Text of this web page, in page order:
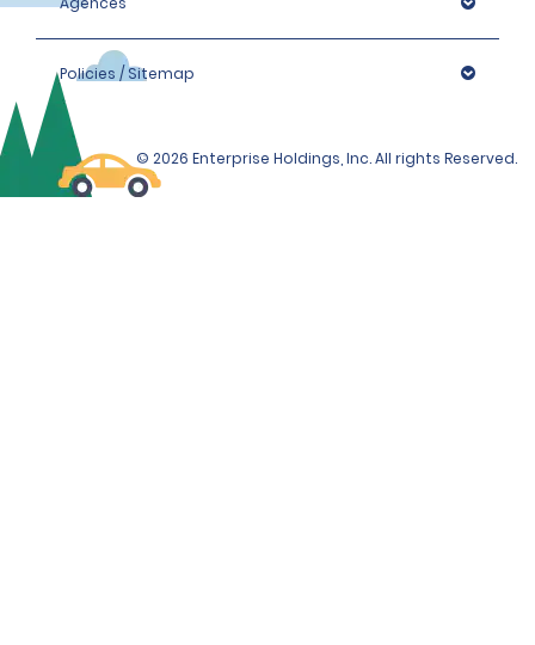
Policies / Sitemap
© 2026 Enterprise Holdings, Inc. All rights Reserved.